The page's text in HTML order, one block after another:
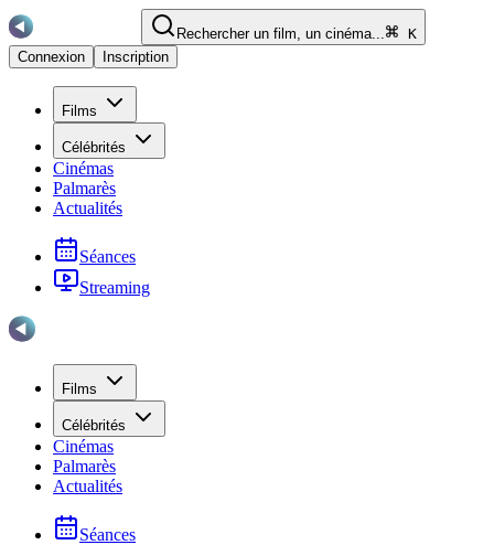
Rechercher un film, un cinéma...
K
Connexion
Inscription
Films
Célébrités
Cinémas
Palmarès
Actualités
Séances
Streaming
Films
Célébrités
Cinémas
Palmarès
Actualités
Séances